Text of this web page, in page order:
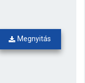
Megnyitás